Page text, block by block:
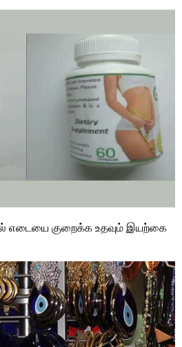
எடையை குறைக்க உதவும் இயற்கை